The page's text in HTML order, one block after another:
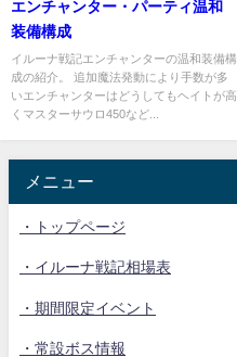
エンチャンター・パーティ温和
装備構成
イルーナ戦記エンチャンターの温和装備構
成の紹介。 追加魔法発動により手数が多
いエンチャンターはどうしてもヘイトが高
くマスターサウロ450など...
メニュー
・トップページ
・イルーナ戦記相場表
・期間限定イベント
・常設ボス情報